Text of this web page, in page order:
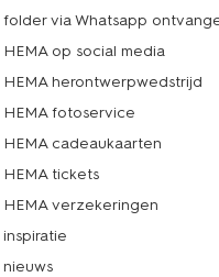
folder via Whatsapp
HEMA op social media
HEMA herontwerpwedstrijd
HEMA fotoservice
HEMA cadeaukaarten
HEMA tickets
HEMA verzekeringen
inspiratie
nieuws